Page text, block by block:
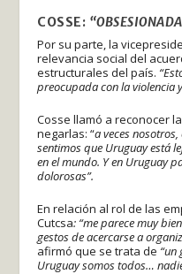
COSSE:
Por su parte, la
relevancia social del
estructurales del país.
preocupada con la violencia
Cosse llamó a reconocer
negarlas: “a veces
sentimos que Uruguay está
en el mundo. Y en Uruguay
dolorosas”.
En relación al rol de las
Cutcsa: “me parece muy
gestos de acercarse a
afirmó que se trata de “un
Uruguay somos todos…